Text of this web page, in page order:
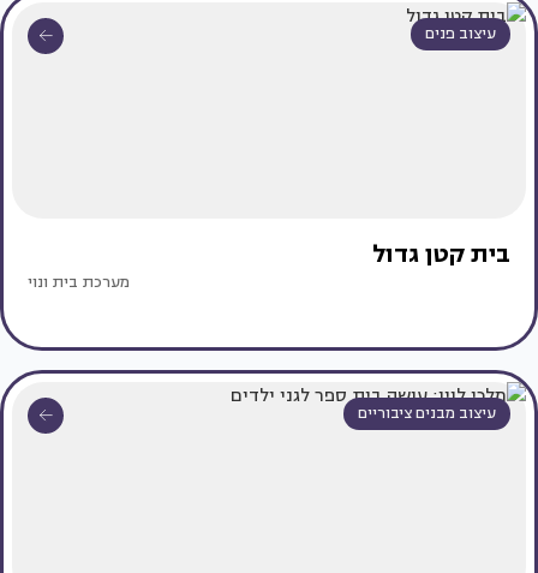
עיצוב פנים
בית קטן גדול
מערכת בית ונוי
עיצוב מבנים ציבוריים